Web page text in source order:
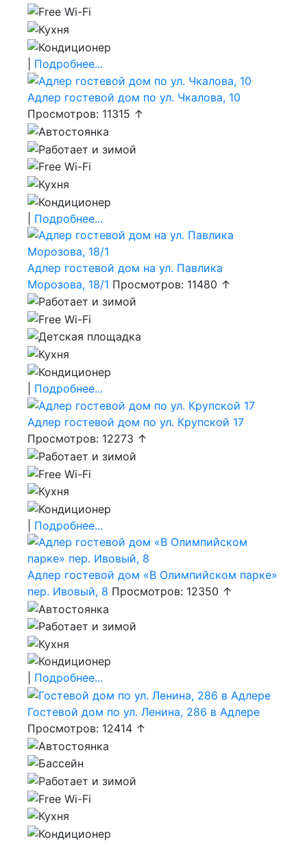
Подробнее...
Адлер гостевой дом по ул. Чкалова, 10
Просмотров: 11315 ↑
Подробнее...
Адлер гостевой дом на ул. Павлика
Морозова, 18/1 Просмотров: 11480 ↑
Подробнее...
Адлер гостевой дом по ул. Крупской 17
Просмотров: 12273 ↑
Подробнее...
Адлер гостевой дом «В Олимпийском парке»
пер. Ивовый, 8 Просмотров: 12350 ↑
Подробнее...
Гостевой дом по ул. Ленина, 286 в Адлере
Просмотров: 12414 ↑